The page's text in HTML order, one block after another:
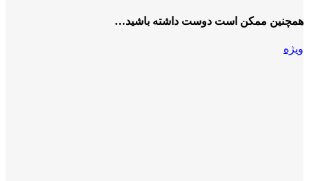
همچنین ممکن است دوست داشته باشید…
ویژه